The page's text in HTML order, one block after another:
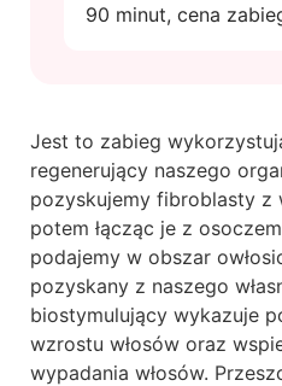
90 minut, cena
Jest to zabieg
regenerujący naszego
pozyskujemy fibroblasty z
potem łącząc je z
podajemy w obszar
pozyskany z naszego
biostymulujący wykazuje
wzrostu włosów oraz
wypadania włosów.